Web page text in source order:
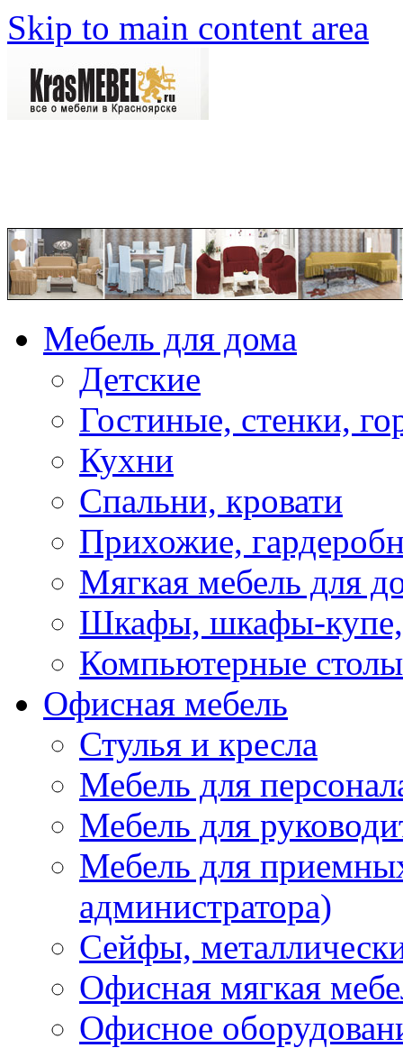
Skip to main content area
Мебель для дома
Детские
Гостиные, стенки,
Кухни
Спальни, кровати
Прихожие,
Мягкая мебель для
Шкафы, шкафы-купе,
Компьютерные столы
Офисная мебель
Стулья и кресла
Мебель для
Мебель для
Мебель для
администратора)
Сейфы,
Офисная мягкая
Офисное